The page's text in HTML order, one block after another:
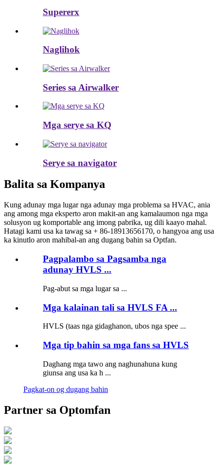
Supererx
Naglihok
Series sa Airwalker
Mga serye sa KQ
Serye sa navigator
Balita sa Kompanya
Kung adunay mga lugar nga adunay mga problema sa HVAC, ania
ang among mga eksperto aron makit-an ang kamalaumon nga mga
solusyon ug komportable ang imong pabrika, ug dili kaayo mahal.
Hatagi kami usa ka tawag sa + 86-18913656170, o hangyoa ang usa
ka kinutlo aron mahibal-an ang dugang bahin sa Optfan.
Pagpalambo sa Pagsamba nga
adunay HVLS ...
Pag-abut sa mga lugar sa ...
Mga kalainan tali sa HVLS FA ...
HVLS (taas nga gidaghanon, ubos nga spee ...
Mga tip bahin sa mga fans sa HVLS
Daghang mga tawo ang naghunahuna kung
giunsa ang usa ka h ...
Pagkat-on og dugang bahin
Partner sa Optomfan